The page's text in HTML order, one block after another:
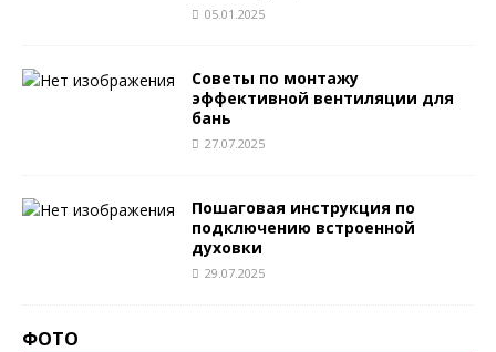
05.01.2025
Советы по монтажу
эффективной вентиляции для
бань
27.07.2025
Пошаговая инструкция по
подключению встроенной
духовки
29.07.2025
ФОТО